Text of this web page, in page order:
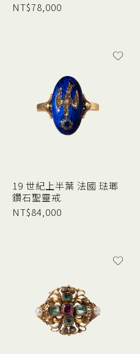
NT$78,000
19 世紀上半葉 法國 琺瑯
鑽石聖靈戒
NT$84,000